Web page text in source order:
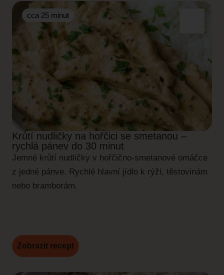
cca 25 minut
Krůtí nudličky na hořčici se smetanou –
rychlá pánev do 30 minut
Jemné krůtí nudličky v hořčično-smetanové omáčce
z jedné pánve. Rychlé hlavní jídlo k rýži, těstovinám
nebo bramborám.
Zobrazit recept